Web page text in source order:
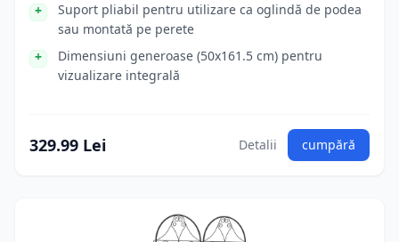
Suport pliabil pentru utilizare ca oglindă de podea
sau montată pe perete
Dimensiuni generoase (50x161.5 cm) pentru
vizualizare integrală
329.99 Lei Detalii cumpără